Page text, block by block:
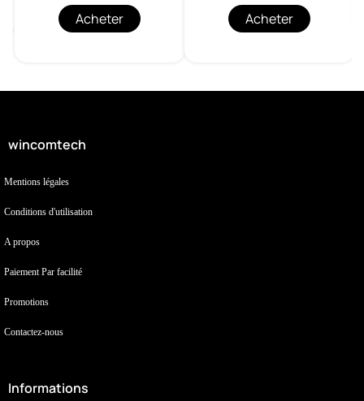
Acheter Acheter
wincomtech
Mentions légales
Conditions d'utilisation
A propos
Paiement Par facilité
Promotions
Contactez-nous
Informations